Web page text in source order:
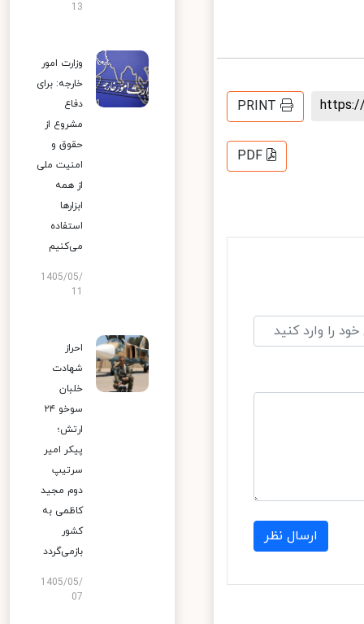
PRINT
PDF
ارسال نظر
13
وزارت امور
خارجه: برای
دفاع
مشروع از
حقوق و
امنیت ملی
از همه
ابزارها
استفاده
می‌کنیم
1405/05/
احراز
شهادت
خلبان
سوخو ۲۴
ارتش؛
پیکر امیر
سرتیپ
دوم مجید
کاظمی به
کشور
بازمی‌گردد
1405/05/
07